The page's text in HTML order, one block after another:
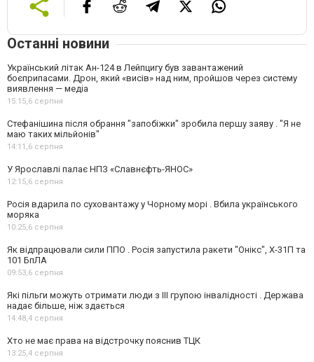
Останні новини
Український літак Ан-124 в Лейпцигу був завантажений
боєприпасами. Дрон, який «висів» над ним, пройшов через систему
виявлення — медіа
15:15,6 серпня
Стефанішина після обрання "запобіжки" зробила першу заяву . "Я не
маю таких мільйонів"
14:11,6 серпня
У Ярославлі палає НПЗ «Славнєфть-ЯНОС»
12:15,6 серпня
Росія вдарила по суховантажу у Чорному морі . Вбила українського
моряка
10:25,6 серпня
Як відпрацювали сили ППО . Росія запустила ракети "Онікс", Х-31П та
101 БпЛА
09:53,6 серпня
Які пільги можуть отримати люди з III групою інвалідності . Держава
надає більше, ніж здається
14:48,4 серпня
Хто не має права на відстрочку пояснив ТЦК
13:25,4 серпня